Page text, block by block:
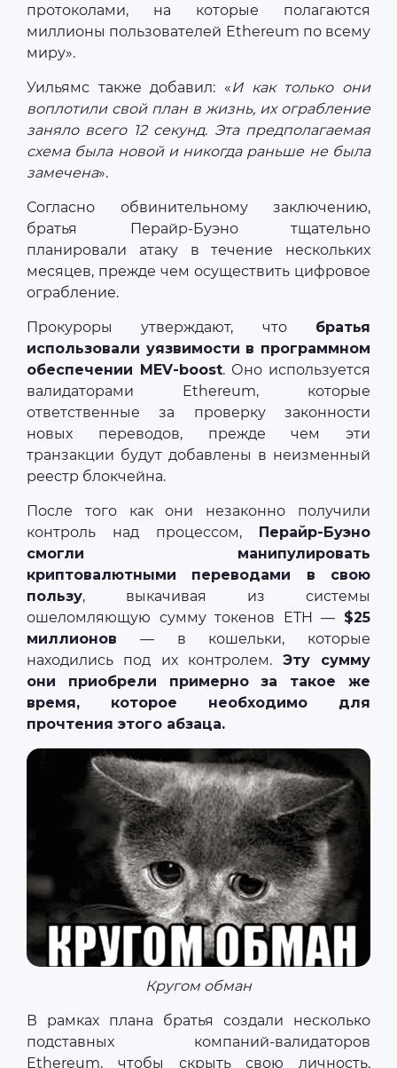
протоколами, на которые полагаются
миллионы пользователей Ethereum по всему
миру».
Уильямс также добавил: «И как только они
воплотили свой план в жизнь, их ограбление
заняло всего 12 секунд. Эта предполагаемая
схема была новой и никогда раньше не была
замечена».
Согласно обвинительному заключению,
братья Перайр-Буэно тщательно
планировали атаку в течение нескольких
месяцев, прежде чем осуществить цифровое
ограбление.
Прокуроры утверждают, что братья
использовали уязвимости в программном
обеспечении MEV-boost. Оно используется
валидаторами Ethereum, которые
ответственные за проверку законности
новых переводов, прежде чем эти
транзакции будут добавлены в неизменный
реестр блокчейна.
После того как они незаконно получили
контроль над процессом, Перайр-Буэно
смогли манипулировать
криптовалютными переводами в свою
пользу, выкачивая из системы
ошеломляющую сумму токенов ETH — $25
миллионов — в кошельки, которые
находились под их контролем. Эту сумму
они приобрели примерно за такое же
время, которое необходимо для
прочтения этого абзаца.
Кругом обман
В рамках плана братья создали несколько
подставных компаний-валидаторов
Ethereum, чтобы скрыть свою личность.